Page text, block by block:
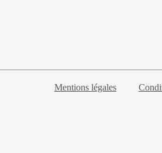
Mentions légales